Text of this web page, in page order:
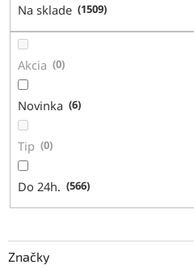
k
Na sklade 1509
Akcia 0
Novinka 6
Tip 0
Do 24h. 566
Značky